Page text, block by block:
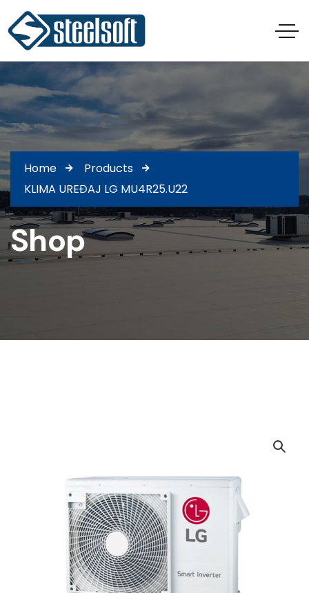
Home
Products
KLIMA UREĐAJ LG MU4R25.U22
Shop